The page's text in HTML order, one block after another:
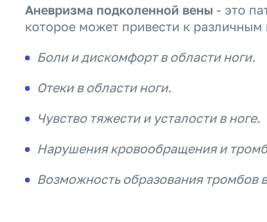
Аневризма подколенной вены - это
которое может привести к
Боли и дискомфорт в области ноги.
Отеки в области ноги.
Чувство тяжести и усталости в ноге.
Нарушения кровообращения и
Возможность образования тромбов